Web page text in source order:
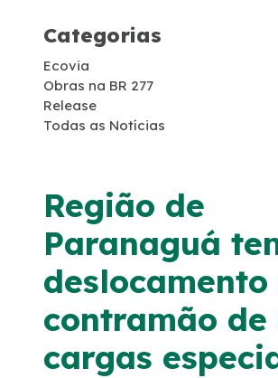
Passarela KM 77
Duplicação PR-407
Categorias
Ecovia
Obras na BR 277
Release
Todas as Notícias
Região de
Paranaguá
deslocamento
contramão de
cargas